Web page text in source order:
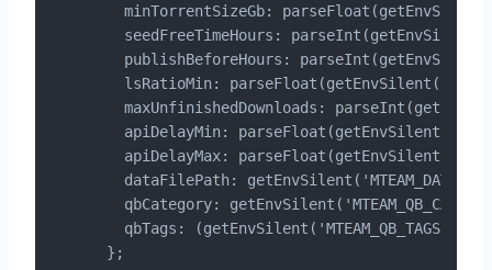
minTorrentSizeGb:
seedFreeTimeHours:
publishBeforeHours:
lsRatioMin:
maxUnfinishedDownloads:
apiDelayMin:
apiDelayMax:
dataFilePath:
qbCategory:
qbTags: (getEnvSilent('MTEAM_QB_TAGS', '
  };